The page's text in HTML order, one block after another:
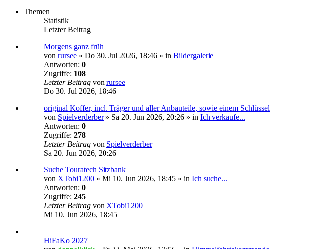
Themen
Statistik
Letzter Beitrag
Morgens ganz früh
von rursee » Do 30. Jul 2026, 18:46 » in Bildergalerie
Antworten: 0
Zugriffe: 108
Letzter Beitrag von rursee
Do 30. Jul 2026, 18:46
original Koffer, incl. Träger und aller Anbauteile, sowie einem Schlüssel
von Spielverderber» Sa 20. Jun 2026, 20:26 » in Ich verkaufe...
Antworten: 0
Zugriffe: 278
Letzter Beitrag von Spielverderber
Sa 20. Jun 2026, 20:26
Suche Touratech Sitzbank
von XTobi1200 » Mi 10. Jun 2026, 18:45 » in Ich suche...
Antworten: 0
Zugriffe: 245
Letzter Beitrag von XTobi1200
Mi 10. Jun 2026, 18:45
HiFaKo 2027